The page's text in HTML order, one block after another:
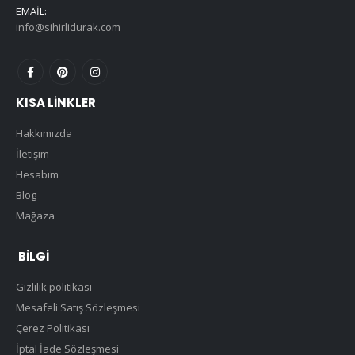
EMAIL:
info@sihirlidurak.com
KISA LINKLER
Hakkımızda
İletişim
Hesabım
Blog
Mağaza
BILGI
Gizlilik politikası
Mesafeli Satış Sözleşmesi
Çerez Politikası
İptal İade Sözleşmesi